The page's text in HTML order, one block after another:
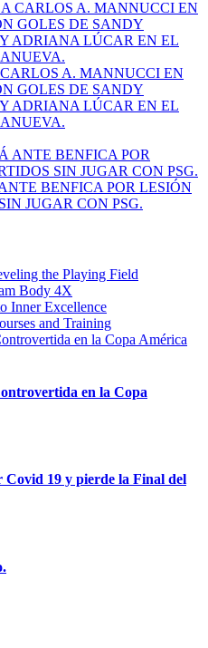
A. MANNUCCI EN
GOLES DE SANDY
ADRIANA LÚCAR EN EL
BENFICA POR LESIÓN
JUGAR CON PSG.
the Playing Field
Body 4X
Inner Excellence
and Training
en la Copa
19 y pierde la Final del